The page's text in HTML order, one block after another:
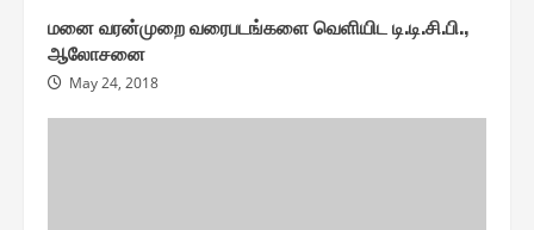
மனை வரன்முறை வரைபடங்களை வெளியிட டி.டி.சி.பி.,
ஆலோசனை
May 24, 2018